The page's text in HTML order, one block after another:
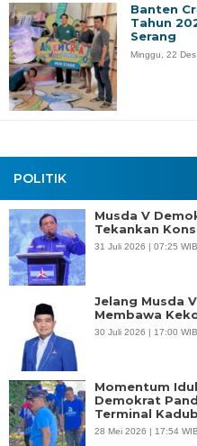
POLITIK
Musda V
Tekankan
31 Juli 2026 | 07:25 WIB
Jelang Musda
Membawa
30 Juli 2026 | 17:00 WIB
Momentum
Demokrat
Terminal
28 Mei 2026 | 17:54 WIB
Banten
Tahun
Serang
Minggu, 22